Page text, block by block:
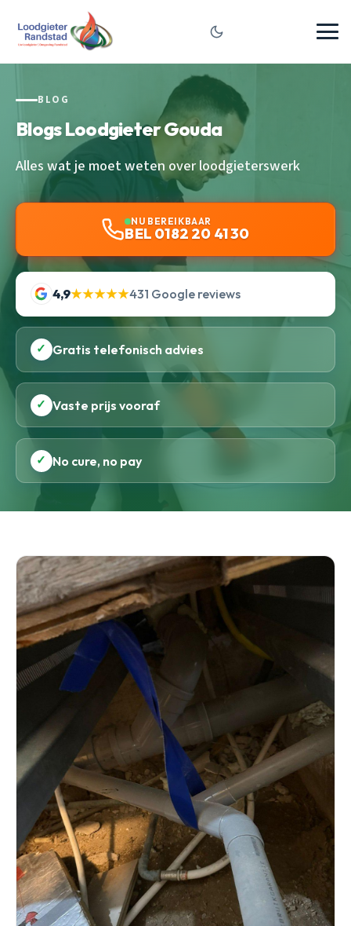
BLOG
Blogs Loodgieter Gouda
Alles wat je moet weten over loodgieterswerk
NU BEREIKBAAR
BEL 0182 20 41 30
4,9★★★★★431 Google reviews
✓ Gratis telefonisch advies
✓ Vaste prijs vooraf
✓ No cure, no pay